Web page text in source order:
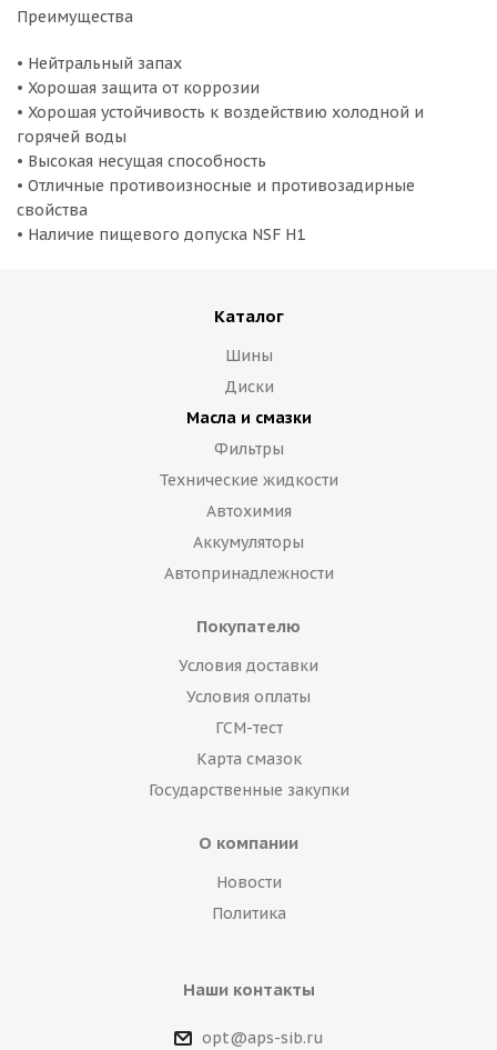
Преимущества
• Нейтральный запах
• Хорошая защита от коррозии
• Хорошая устойчивость к воздействию холодной и
горячей воды
• Высокая несущая способность
• Отличные противоизносные и противозадирные
свойства
• Наличие пищевого допуска NSF H1
Каталог
Шины
Диски
Масла и смазки
Фильтры
Технические жидкости
Автохимия
Аккумуляторы
Автопринадлежности
Покупателю
Условия доставки
Условия оплаты
ГСМ-тест
Карта смазок
Государственные закупки
О компании
Новости
Политика
Наши контакты
opt@aps-sib.ru